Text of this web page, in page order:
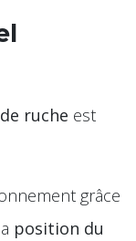
ruche est
grâce
position du